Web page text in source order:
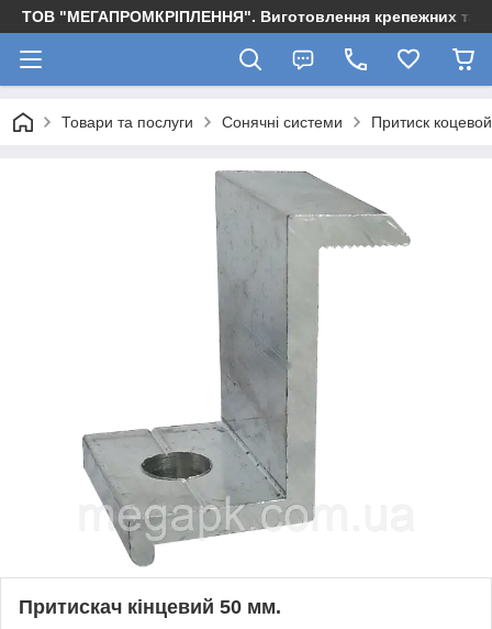
ТОВ "МЕГАПРОМКРІПЛЕННЯ". Виготовлення крепежних та
Товари та послуги Сонячні системи Притиск
Притискач кінцевий 50 мм.